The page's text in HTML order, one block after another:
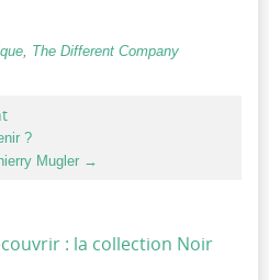
The Different Company
?
Mugler →
: la collection Noir